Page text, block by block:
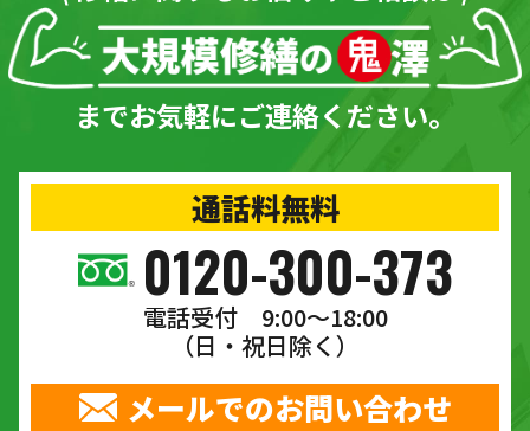
までお気軽にご連絡ください。
通話料無料
0120-300-373
電話受付 9:00〜18:00
（日・祝日除く）
メールでのお問い合わせ